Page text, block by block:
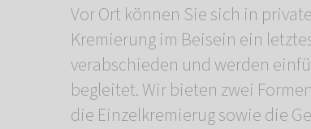
Vor Ort können Sie sich in
Kremierung im Beisein ein
verabschieden und werden
begleitet. Wir bieten zwei
die Einzelkremierug sowie die